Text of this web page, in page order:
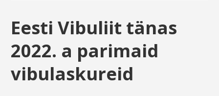
Eesti Vibuliit tänas
2022. a parimaid
vibulaskureid